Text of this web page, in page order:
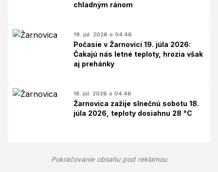
chladným ránom
19. júl. 2026 o 04:46
Počasie v Žarnovici 19. júla 2026:
Čakajú nás letné teploty, hrozia však
aj prehánky
18. júl. 2026 o 04:46
Žarnovica zažije slnečnú sobotu 18.
júla 2026, teploty dosiahnu 28 °C
Pokračovanie obsahu pod reklamou